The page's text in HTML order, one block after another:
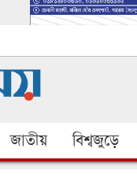
জাতীয় বিশ্বজুড়ে